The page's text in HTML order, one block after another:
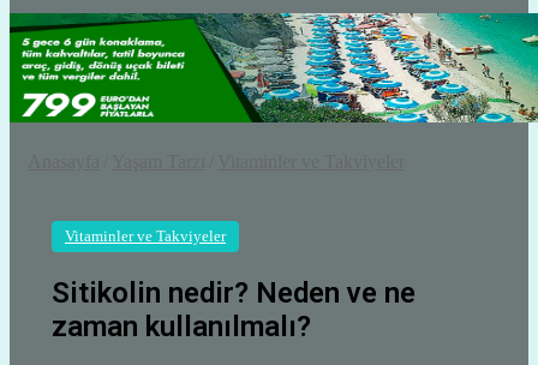
Vitaminler ve Takviyeler
Sitikolin nedir? Neden ve ne
zaman kullanılmalı?